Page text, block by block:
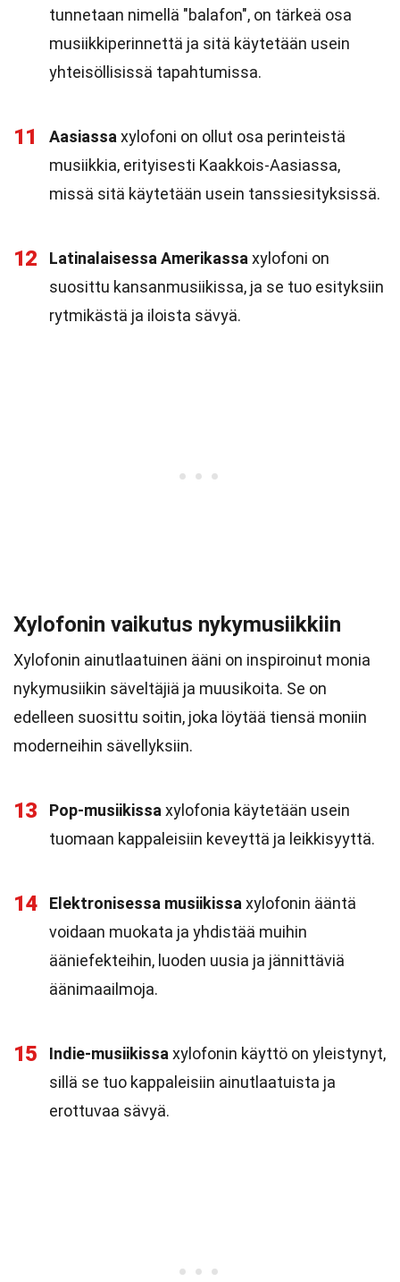
tunnetaan nimellä "balafon", on tärkeä osa
musiikkiperinnettä ja sitä käytetään usein
yhteisöllisissä tapahtumissa.
11 Aasiassa xylofoni on ollut osa perinteistä
musiikkia, erityisesti Kaakkois-Aasiassa,
missä sitä käytetään usein tanssiesityksissä.
12 Latinalaisessa Amerikassa xylofoni on
suosittu kansanmusiikissa, ja se tuo esityksiin
rytmikästä ja iloista sävyä.
Xylofonin vaikutus nykymusiikkiin
Xylofonin ainutlaatuinen ääni on inspiroinut monia
nykymusiikin säveltäjiä ja muusikoita. Se on
edelleen suosittu soitin, joka löytää tiensä moniin
moderneihin sävellyksiin.
13 Pop-musiikissa xylofonia käytetään usein
tuomaan kappaleisiin keveyttä ja leikkisyyttä.
14 Elektronisessa musiikissa xylofonin ääntä
voidaan muokata ja yhdistää muihin
ääniefekteihin, luoden uusia ja jännittäviä
äänimaailmoja.
15 Indie-musiikissa xylofonin käyttö on yleistynyt,
sillä se tuo kappaleisiin ainutlaatuista ja
erottuvaa sävyä.